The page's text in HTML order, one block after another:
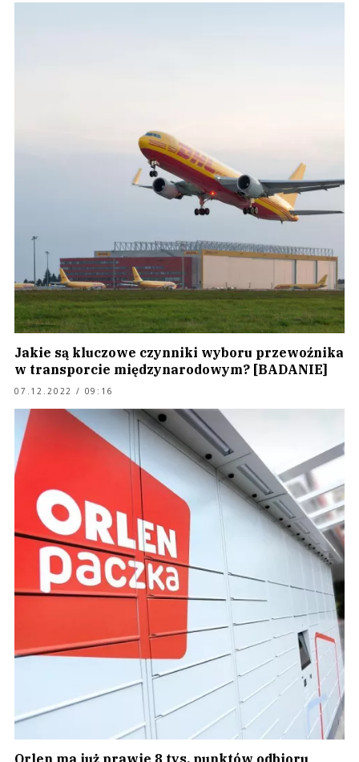
Jakie są kluczowe czynniki wyboru przewoźnika
w transporcie międzynarodowym? [BADANIE]
07.12.2022 / 09:16
Orlen ma już prawie 8 tys. punktów odbioru